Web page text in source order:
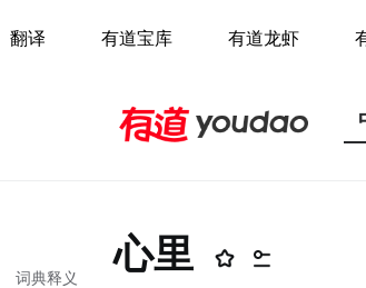
翻译 有道宝库 有道龙虾
词典释义
心里